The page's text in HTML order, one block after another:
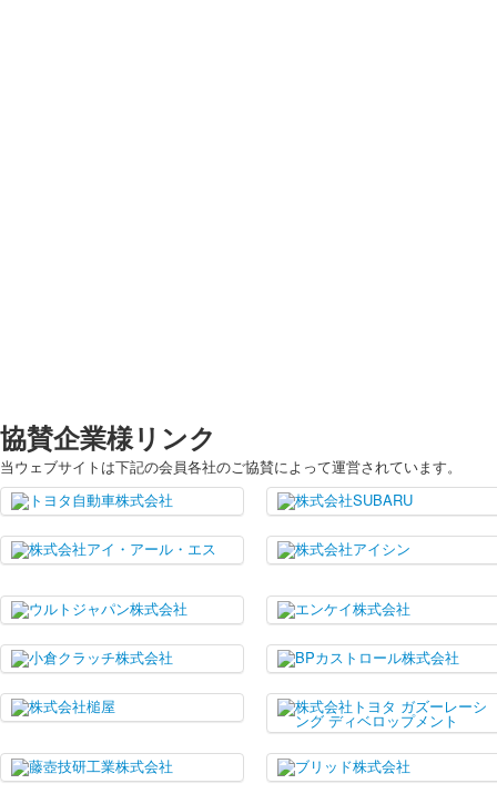
協賛企業様リンク
当ウェブサイトは下記の会員各社のご協賛によって運営されています。